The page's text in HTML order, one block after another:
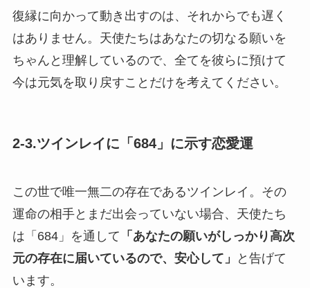
復縁に向かって動き出すのは、それからでも遅く
はありません。天使たちはあなたの切なる願いを
ちゃんと理解しているので、全てを彼らに預けて
今は元気を取り戻すことだけを考えてください。
2-3.ツインレイに「684」に示す恋愛運
この世で唯一無二の存在であるツインレイ。その
運命の相手とまだ出会っていない場合、天使たち
は「684」を通して 「あなたの願いがしっかり高次
元の存在に届いているので、安心して」
と告げて
います。